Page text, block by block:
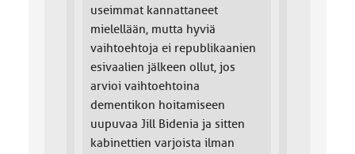
useimmat kannattaneet
mielellään, mutta hyviä
vaihtoehtoja ei republikaanien
esivaalien jälkeen ollut, jos
arvioi vaihtoehtoina
dementikon hoitamiseen
uupuvaa Jill Bidenia ja sitten
kabinettien varjoista ilman